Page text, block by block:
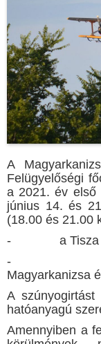
A
Felügyelőségi
a 2021. év első
június 14. és
(18.00 és 21.00
- а Tisza
-
Magyarkanizsa
A szúnyogirtást
hatóanyagú
Amennyiben a